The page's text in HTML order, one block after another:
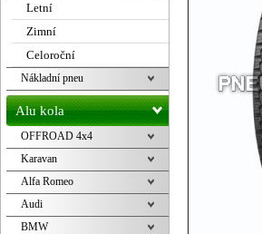
Letní
Zimní
Celoroční
Nákladní pneu
Alu kola
OFFROAD 4x4
Karavan
Alfa Romeo
Audi
BMW